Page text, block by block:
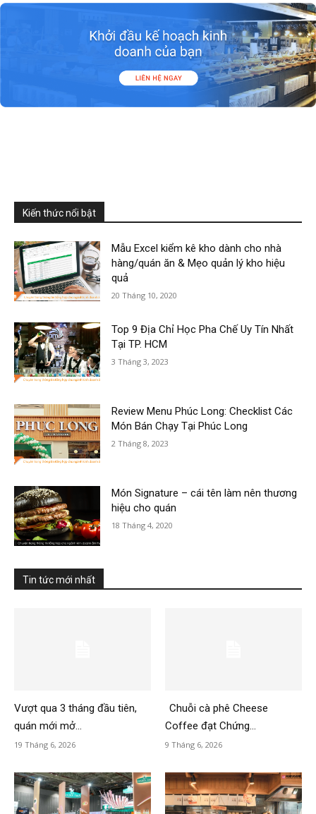
Kiến thức nổi bật
Mẫu Excel kiểm kê kho dành cho nhà
hàng/quán ăn & Mẹo quản lý kho hiệu
quả
20 Tháng 10, 2020
Top 9 Địa Chỉ Học Pha Chế Uy Tín Nhất
Tại TP. HCM
3 Tháng 3, 2023
Review Menu Phúc Long: Checklist Các
Món Bán Chạy Tại Phúc Long
2 Tháng 8, 2023
Món Signature – cái tên làm nên thương
hiệu cho quán
18 Tháng 4, 2020
Tin tức mới nhất
Vượt qua 3 tháng đầu tiên,
quán mới mở...
19 Tháng 6, 2026
Chuỗi cà phê Cheese
Coffee đạt Chứng...
9 Tháng 6, 2026